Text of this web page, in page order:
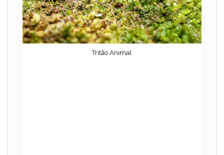
Tritão Animal